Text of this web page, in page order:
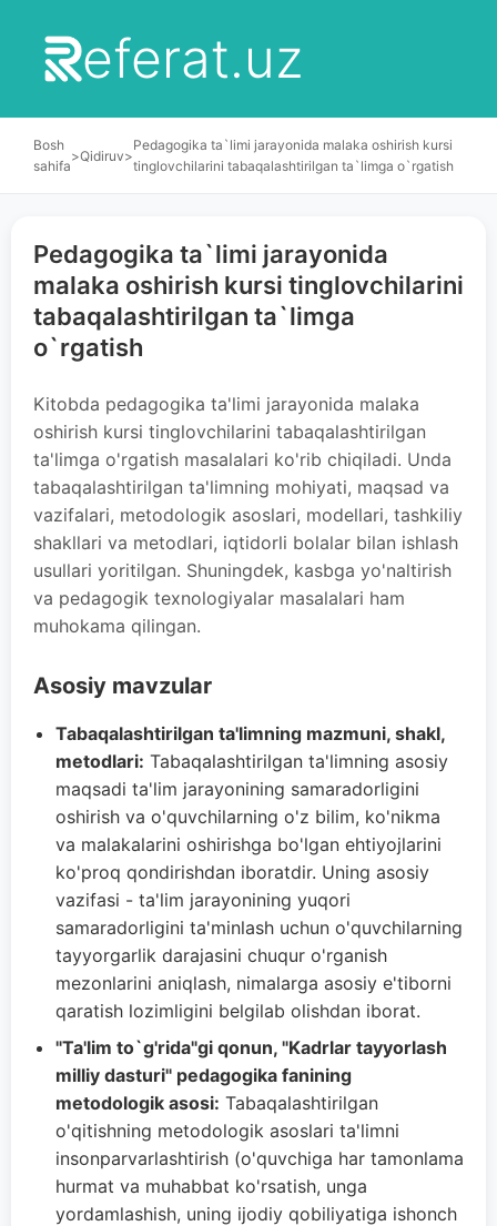
eferat.uz
Bosh
sahifa
>Qidiruv>
Pеdagogika ta`limi jarayonida malaka oshirish kursi
tinglovchilarini tabaqalashtirilgan ta`limga o`rgatish
Pеdagogika ta`limi jarayonida
malaka oshirish kursi tinglovchilarini
tabaqalashtirilgan ta`limga
o`rgatish
Kitobda pedagogika ta'limi jarayonida malaka
oshirish kursi tinglovchilarini tabaqalashtirilgan
ta'limga o'rgatish masalalari ko'rib chiqiladi. Unda
tabaqalashtirilgan ta'limning mohiyati, maqsad va
vazifalari, metodologik asoslari, modellari, tashkiliy
shakllari va metodlari, iqtidorli bolalar bilan ishlash
usullari yoritilgan. Shuningdek, kasbga yo'naltirish
va pedagogik texnologiyalar masalalari ham
muhokama qilingan.
Asosiy mavzular
Tabaqalashtirilgan ta'limning mazmuni, shakl,
metodlari: Tabaqalashtirilgan ta'limning asosiy
maqsadi ta'lim jarayonining samaradorligini
oshirish va o'quvchilarning o'z bilim, ko'nikma
va malakalarini oshirishga bo'lgan ehtiyojlarini
ko'proq qondirishdan iboratdir. Uning asosiy
vazifasi - ta'lim jarayonining yuqori
samaradorligini ta'minlash uchun o'quvchilarning
tayyorgarlik darajasini chuqur o'rganish
mezonlarini aniqlash, nimalarga asosiy e'tiborni
qaratish lozimligini belgilab olishdan iborat.
"Ta'lim to`g'rida"gi qonun, "Kadrlar tayyorlash
milliy dasturi" pedagogika fanining
metodologik asosi: Tabaqalashtirilgan
o'qitishning metodologik asoslari ta'limni
insonparvarlashtirish (o'quvchiga har tamonlama
hurmat va muhabbat ko'rsatish, unga
yordamlashish, uning ijodiy qobiliyatiga ishonch